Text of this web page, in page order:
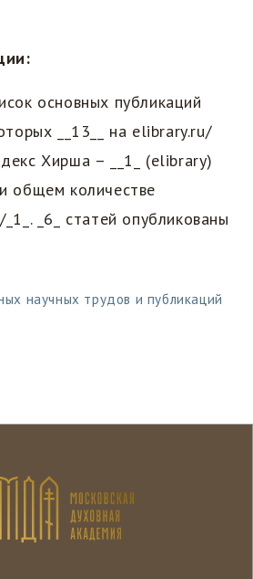
основных публикаций
__13__ на elibrary.ru/
Хирша – __1_ (elibrary)
общем количестве
_6_ статей опубликованы
научных трудов и публикаций